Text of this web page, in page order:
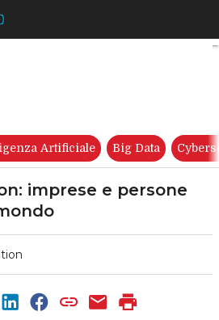
Digital disruption: imprese e
Artificiale Big Data
imprese e persone